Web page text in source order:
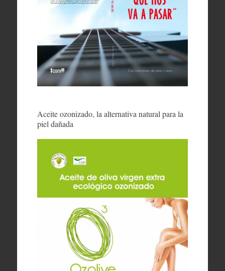
Aceite ozonizado, la alternativa natural para la
piel dañada